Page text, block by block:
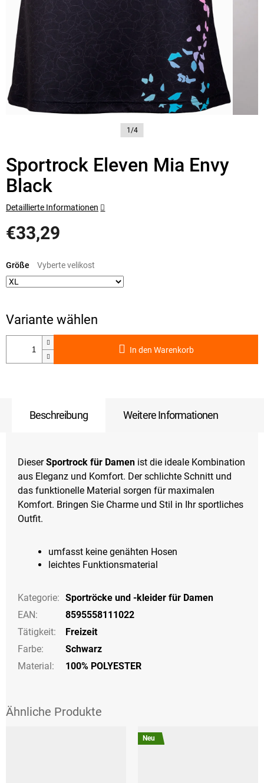
1/4
Sportrock Eleven Mia Envy
Black
€33,29
Größe
In den Warenkorb
Detaillierte Informationen
Beschreibung Weitere Informationen
DieserSportrock für Damen ist die ideale Kombination
aus Eleganz und Komfort. Der schlichte Schnitt und
das funktionelle Material sorgen für maximalen
Komfort. Bringen Sie Charme und Stil in Ihr sportliches
Outfit.
umfasst keine genähten Hosen
leichtes Funktionsmaterial
Kategorie: Sportröcke und -kleider für Damen
EAN:
8595558111022
Tätigkeit:
Freizeit
Farbe:
Schwarz
Material:
100% POLYESTER
Neu